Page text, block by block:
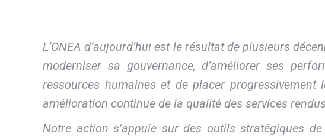
L’ONEA d’aujourd’hui est le résultat de plusieurs
moderniser sa gouvernance, d’améliorer ses
ressources humaines et de placer
amélioration continue de la qualité des services
Notre action s’appuie sur des outils stratégiques